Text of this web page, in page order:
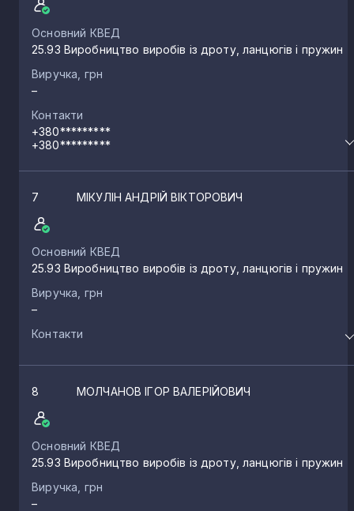
Основний КВЕД
25.93 Виробництво виробів із дроту, ланцюгів і пружин
Виручка, грн
–
Контакти
+380*********
+380*********
7 МІКУЛІН АНДРІЙ ВІКТОРОВИЧ
Основний КВЕД
25.93 Виробництво виробів із дроту, ланцюгів і пружин
Виручка, грн
–
Контакти
8 МОЛЧАНОВ ІГОР ВАЛЕРІЙОВИЧ
Основний КВЕД
25.93 Виробництво виробів із дроту, ланцюгів і пружин
Виручка, грн
–